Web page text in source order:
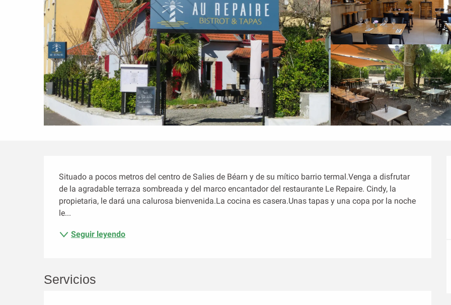
Situado a pocos metros del centro de Salies de Béarn y de su mítico barrio termal.Venga a disfrutar
de la agradable terraza sombreada y del marco encantador del restaurante Le Repaire. Cindy, la
propietaria, le dará una calurosa bienvenida.La cocina es casera.Unas tapas y una copa por la noche
le...
Seguir leyendo
Servicios